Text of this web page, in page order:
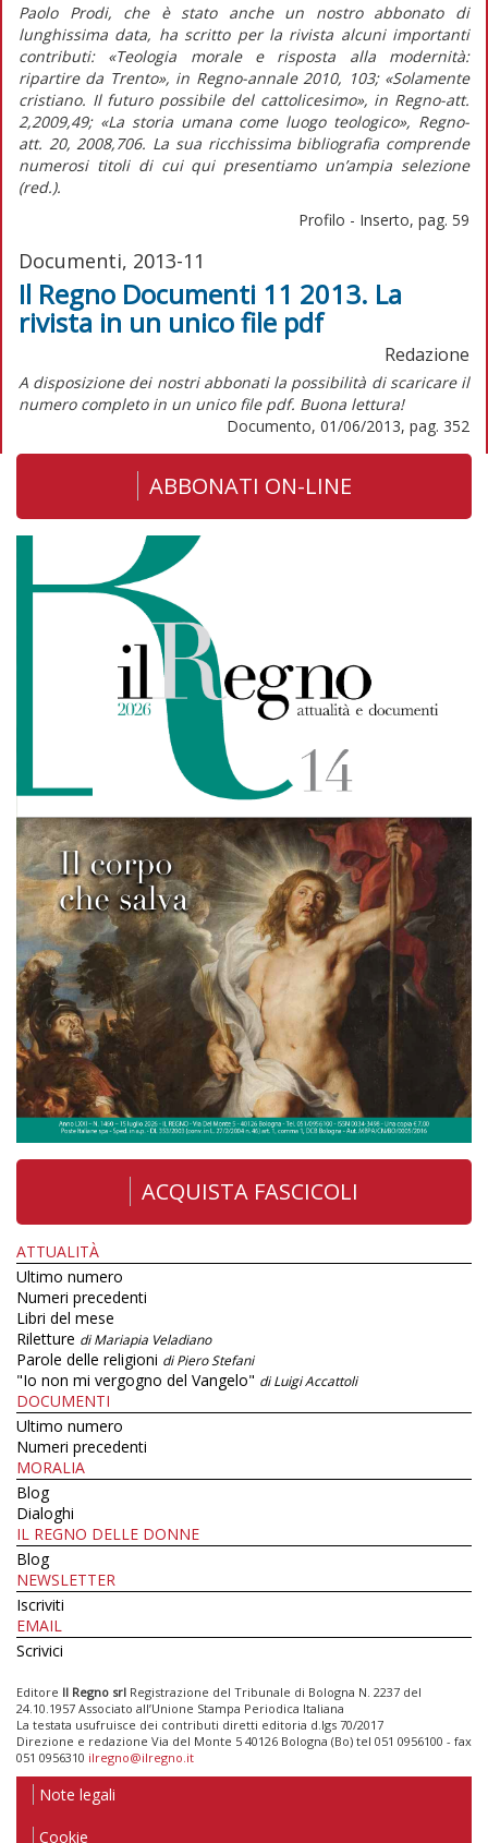
Paolo Prodi, che è stato anche un nostro abbonato di
lunghissima data, ha scritto per la rivista alcuni importanti
contributi: «Teologia morale e risposta alla modernità:
ripartire da Trento», in Regno-annale2010, 103; «Solamente
cristiano. Il futuro possibile del cattolicesimo», in Regno-att.
2,2009,49; «La storia umana come luogo teologico», Regno-
att. 20, 2008,706. La sua ricchissima bibliografia comprende
numerosi titoli di cui qui presentiamo un’ampia selezione
(red.).
Profilo - Inserto, pag. 59
Documenti, 2013-11
Il Regno Documenti 11 2013. La
rivista in un unico file pdf
Redazione
A disposizione dei nostri abbonati la possibilità di scaricare il
numero completo in un unico file pdf. Buona lettura!
Documento, 01/06/2013, pag. 352
ABBONATI ON-LINE
ACQUISTA FASCICOLI
ATTUALITÀ
Ultimo numero
Numeri precedenti
Libri del mese
Riletture di Mariapia Veladiano
Parole delle religioni di Piero Stefani
"Io non mi vergogno del Vangelo" di Luigi Accattoli
DOCUMENTI
Ultimo numero
Numeri precedenti
MORALIA
Blog
Dialoghi
IL REGNO DELLE DONNE
Blog
NEWSLETTER
Iscriviti
EMAIL
Scrivici
Editore Il Regno srl Registrazione del Tribunale di Bologna N. 2237 del
24.10.1957 Associato all’Unione Stampa Periodica Italiana
La testata usufruisce dei contributi diretti editoria d.lgs 70/2017
Direzione e redazione Via del Monte 5 40126 Bologna (Bo) tel 051 0956100 - fax
051 0956310 ilregno@ilregno.it
Note legali
Cookie